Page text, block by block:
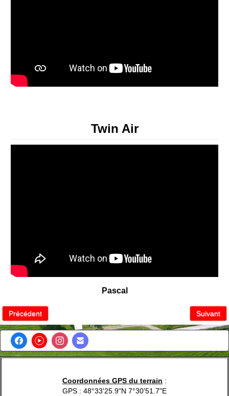
Twin Air
Pascal
Précédent Suivant
Coordonnées GPS du terrain :
GPS : 48°33'25.9"N 7°30'51.7"E